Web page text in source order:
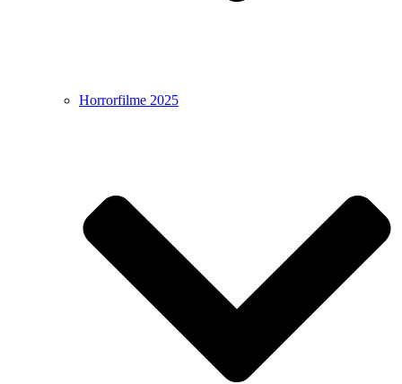
Horrorfilme 2025